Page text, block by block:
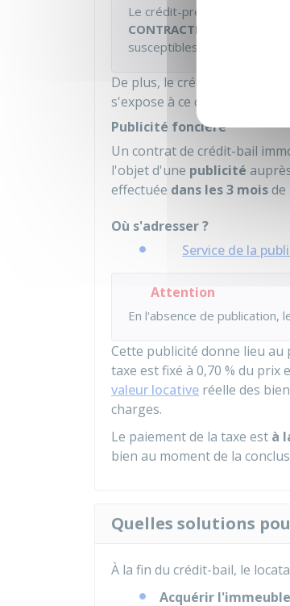
Le crédit-preneur doit
CONTRACTER UNE
susceptibles de porter
De plus, le crédit-preneur doit
s'expose à ce que le bailleur
Publicité foncière
Un contrat de crédit-bail
l'objet d'une publicité
effectuée dans les 3 moisde
Où s'adresser ?
Service de la
Attention
En l'absence de publication,
Cette publicité donne lieu au
taxe est fixé à 0,70 % du prix
valeur locative réelle des
charges.
Le paiement de la taxe est à
bien au moment de la
Quelles solutions
À la fin du crédit-bail, le
Acquérir l'immeuble